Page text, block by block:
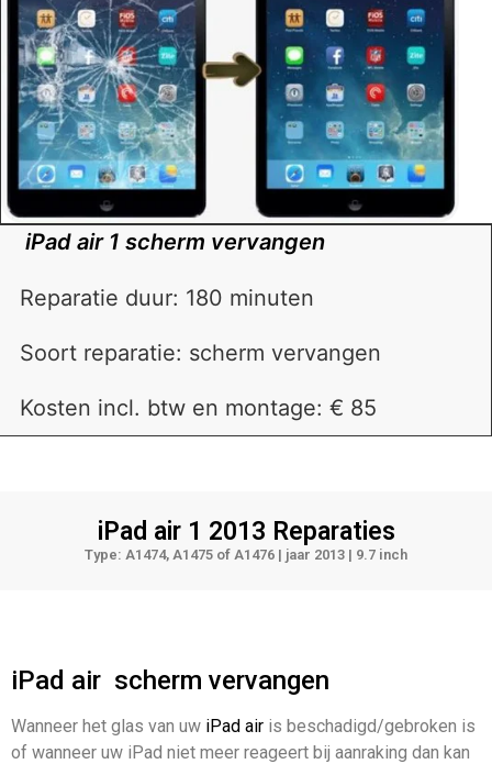
iPad air 1 scherm vervangen
Reparatie duur: 180 minuten
Soort reparatie: scherm vervangen
Kosten incl. btw en montage: € 85
iPad air 1 2013 Reparaties
Type: A1474, A1475 of A1476 | jaar 2013 | 9.7 inch
iPad air scherm vervangen
Wanneer het glas van uw iPad air is beschadigd/gebroken is
of wanneer uw iPad niet meer reageert bij aanraking dan kan